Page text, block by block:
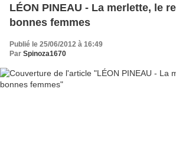
LÉON PINEAU - La merlette, le
bonnes femmes
Publié le 25/06/2012 à 16:49
Par Spinoza1670